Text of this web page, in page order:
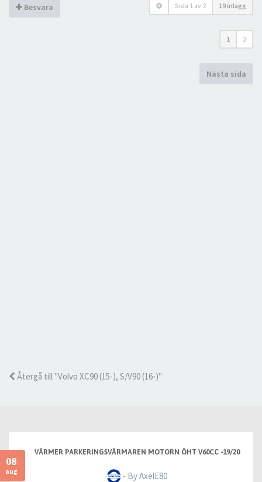
Besvara Sida 1 av 2 19 inlägg
1 2
Nästa sida
Återgå till "Volvo XC90 (15-), S/V90 (16-)"
08
aug
VÄRMER PARKERINGSVÄRMAREN MOTORN ÖHT V60CC -19/20
- By AxelE80